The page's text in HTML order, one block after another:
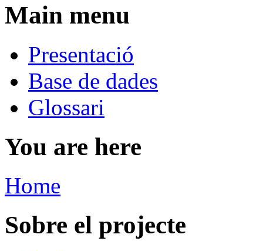
Main menu
Presentació
Base de dades
Glossari
You are here
Home
Sobre el projecte